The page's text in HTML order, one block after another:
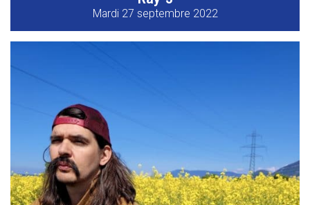
Mardi 27 septembre 2022